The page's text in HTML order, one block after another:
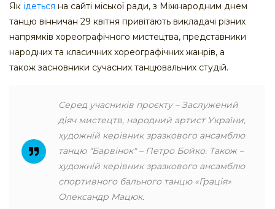
Як ідеться на сайті міської ради, з Міжнародним днем
танцю вінничан 29 квітня привітають викладачі різних
напрямків хореографічного мистецтва, представники
народних та класичних хореографічних жанрів, а
також засновники сучасних танцювальних студій.
Серед учасників проєкту – Заслужений
діяч мистецтв, народний артист України,
художній керівник зразкового ансамблю
танцю "Барвінок" – Петро Бойко. Також –
художній керівник зразкового ансамблю
спортивного бального танцю «Грація»
Олександр Мацюк.